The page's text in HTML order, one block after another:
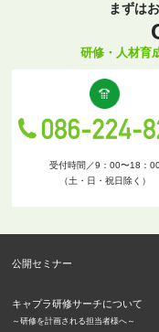
まずは
研修・人材育
受付時間／9：00〜18：
（土・日・祝日除く）
公開セミナー
キャプラ研修サーチについて
～研修を計画される担当者様へ～